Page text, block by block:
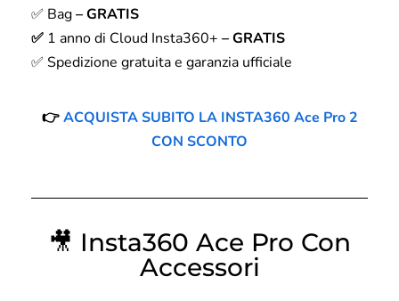
✅ Bag– GRATIS
✅ 1 anno di Cloud Insta360+ – GRATIS
✅ Spedizione gratuita e garanzia ufficiale
👉ACQUISTA SUBITO LA INSTA360 Ace Pro 2
CON SCONTO
🎥 Insta360 Ace Pro Con
Accessori